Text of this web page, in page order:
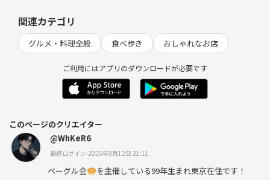
関連カテゴリ
グルメ・料理全般 食べ歩き おしゃれなお店
ご利用にはアプリのダウンロードが必要です
このページのクリエイター
@WhKeR6
最終ログイン:2025年9月12日 21:11
ベーグル会🥯を主催している99年生まれ東京在住です！